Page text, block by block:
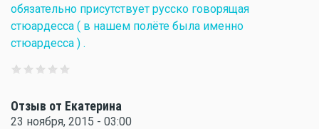
обязательно присутствует русско говорящая
стюардесса ( в нашем полёте была именно
стюардесса ) .
Отзыв от Екатерина
23 ноября, 2015 - 03:00